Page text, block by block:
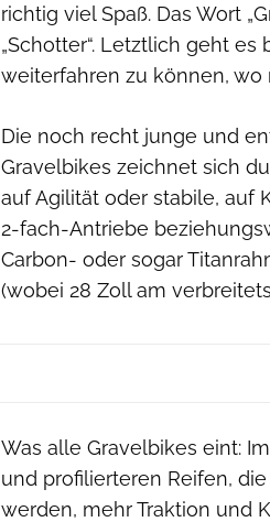
richtig viel Spaß. Das Wort
„Schotter“. Letztlich geht
weiterfahren zu können, wo
Die noch recht junge und
Gravelbikes zeichnet sich
auf Agilität oder stabile, auf
2-fach-Antriebe
Carbon- oder sogar
(wobei 28 Zoll am
Was alle Gravelbikes eint:
und profilierteren Reifen,
werden, mehr Traktion und